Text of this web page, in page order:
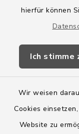
hierfür können
Ich stimme
Wir weisen
Cookies
Website zu
Wege-